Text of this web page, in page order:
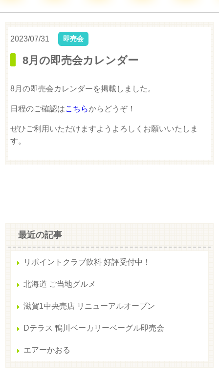
2023/07/31 即売会
8月の即売会カレンダー
8月の即売会カレンダーを掲載しました。
日程のご確認はこちらからどうぞ！
ぜひご利用いただけますようよろしくお願いいたしま
す。
最近の記事
リポイントクラブ飲料 好評受付中！
北海道 ご当地グルメ
滋賀1中央売店 リニューアルオープン
Dテラス 鴨川ベーカリーベーグル即売会
エアーかおる